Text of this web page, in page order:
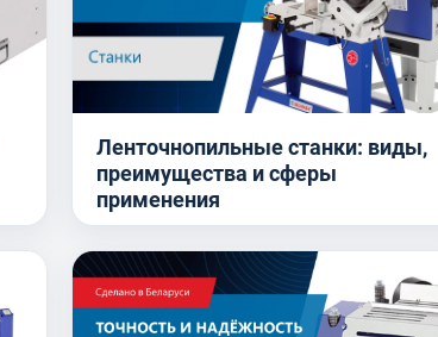
Ленточнопильные станки: виды,
преимущества и сферы
применения